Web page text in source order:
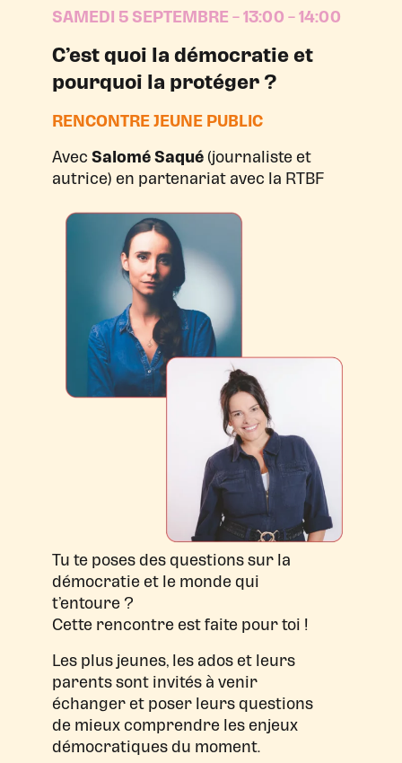
SAMEDI 5 SEPTEMBRE – 13:00 – 14:00
C’est quoi la démocratie et
pourquoi la protéger ?
RENCONTRE JEUNE PUBLIC
AvecSalomé Saqué(journaliste et
autrice) en partenariat avec la RTBF
Tu te poses des questions sur la
démocratie et le monde qui
t’entoure ?
Cette rencontre est faite pour toi !
Les plus jeunes, les ados et leurs
parents sont invités à venir
échanger et poser leurs questions
de mieux comprendre les enjeux
démocratiques du moment.